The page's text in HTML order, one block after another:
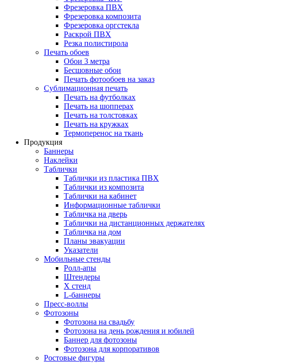
Фрезеровка ПВХ
Фрезеровка композита
Фрезеровка оргстекла
Раскрой ПВХ
Резка полистирола
Печать обоев
Обои 3 метра
Бесшовные обои
Печать фотообоев на заказ
Сублимационная печать
Печать на футболках
Печать на шопперах
Печать на толстовках
Печать на кружках
Термоперенос на ткань
Продукция
Баннеры
Наклейки
Таблички
Таблички из пластика ПВХ
Таблички из композита
Таблички на кабинет
Информационные таблички
Табличка на дверь
Таблички на дистанционных держателях
Табличка на дом
Планы эвакуации
Указатели
Мобильные стенды
Ролл-апы
Штендеры
Х стенд
L-баннеры
Пресс-воллы
Фотозоны
Фотозона на свадьбу
Фотозона на день рождения и юбилей
Баннер для фотозоны
Фотозона для корпоративов
Ростовые фигуры